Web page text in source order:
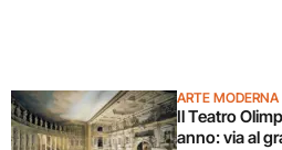
ARTE MODERNA
Il Teatro
anno: via al